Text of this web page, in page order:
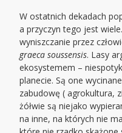
W ostatnich dekadach
a przyczyn tego jest
wyniszczanie przez
graeca soussensis. Lasy
ekosystemem –
planecie. Są one
zabudowę ( agrokultura,
żółwie są niejako
na inne, na których nie